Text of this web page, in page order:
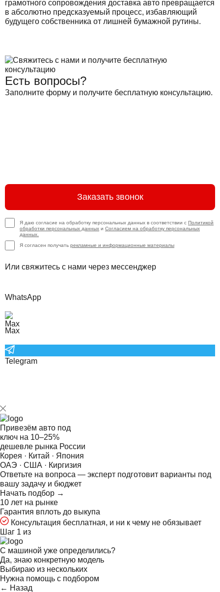
грамотного сопровождения доставка авто превращается
в абсолютно предсказуемый процесс, избавляющий
будущего собственника от лишней бумажной рутины.
Есть вопросы?
Заполните форму и получите бесплатную консультацию.
Заказать звонок
Я даю согласие на обработку персональных данных в соответствии с Политикой
обработки персональных данных и Согласием на обработку персональных
данных.
Я согласен получать рекламные и информационные материалы
Или свяжитесь с нами через мессенджер
WhatsApp
Max
Telegram
Привезём авто под
ключ на 10–25%
дешевле рынка России
Корея · Китай · Япония
ОАЭ · США · Киргизия
Ответьте на вопроса — эксперт подготовит варианты под
вашу задачу и бюджет
Начать подбор →
10 лет на рынке
Гарантия вплоть до выкупа
Консультация бесплатная, и ни к чему не обязывает
Шаг 1 из
С машиной уже определились?
Да, знаю конкретную модель
Выбираю из нескольких
Нужна помощь с подбором
← Назад